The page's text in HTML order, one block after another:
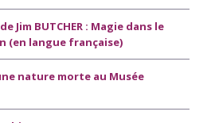
Jim BUTCHER : Magie dans le
(en langue française)
nature morte au Musée